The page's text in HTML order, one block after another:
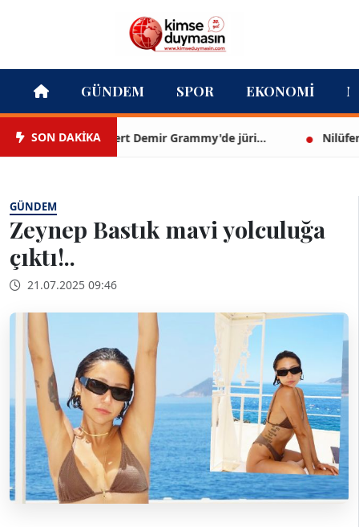
GÜNDEM SPOR EKONOMI
SON DAKİKAMert Demir Grammy'de jüri... Nilüfer
GÜNDEM
Zeynep Bastık mavi yolculuğa
çıktı!..
21.07.2025 09:46